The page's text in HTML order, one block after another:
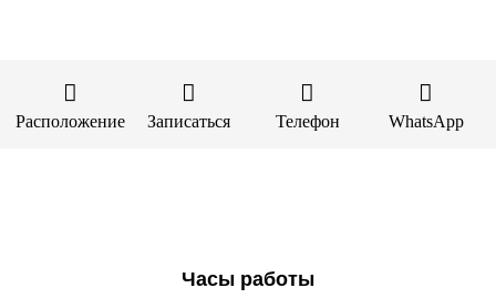
Расположение Записаться Телефон WhatsApp
Часы работы